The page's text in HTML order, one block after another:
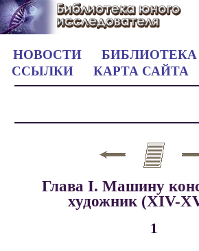
НОВОСТИ БИБЛИОТЕКА
ССЫЛКИ
КАРТА САЙТА
Глава I. Машину
художник (XIV-
1